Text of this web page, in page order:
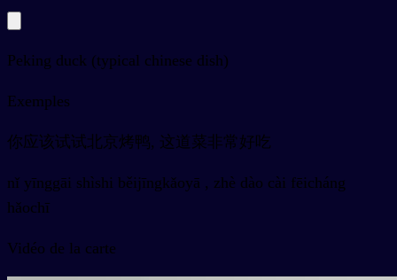
Peking duck (typical chinese dish)
Exemples
你应该试试北京烤鸭, 这道菜非常好吃
nǐ yīnggāi shìshi běijīngkǎoyā , zhè dào cài fēicháng
hǎochī
Vidéo de la carte